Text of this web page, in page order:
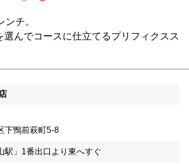
チ。
んでコースに仕立てるプリフィクスス
下鴨前萩町5-8
駅」1番出口より東へすぐ